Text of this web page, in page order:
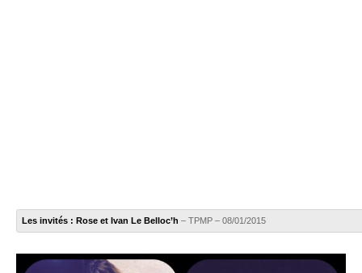
Les invités : Rose et Ivan Le Belloc’h – TPMP – 08/01/2015